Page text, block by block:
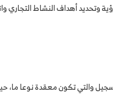
أهداف النشاط التجاري
والتي تكون معقدة نوعا